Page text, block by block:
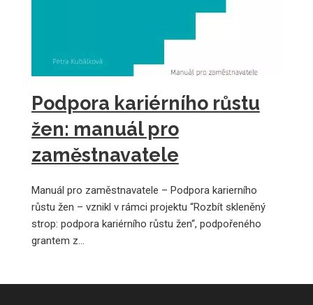
Podpora kariérního růstu
žen: manuál pro
zaměstnavatele
Manuál pro zaměstnavatele – Podpora karierního
růstu žen – vznikl v rámci projektu “Rozbít skleněný
strop: podpora kariérního růstu žen“, podpořeného
grantem z…